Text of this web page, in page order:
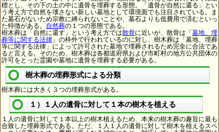
標とし、その下の土の中に遺骨を埋葬する形態。「遺骨が自然に還る」とい
う考え方で自然を壊さない新しい墓地として環境面でも注目されている。ま
た墓石がないため宗教に縛られないことや、墓石よりも低費用で済むといっ
た特徴がある。 自然葬の１つの形態である。
樹木葬は「自然に還す」という考え方では散骨に近いが、散骨は「 墓地、埋
葬等に関する法律 」の枠外で行われているのに対し、樹木葬は「墓地、埋葬
等に関する法律」によって許可された墓地で埋葬されるため完全に合法であ
ると言える。そのため、樹木葬は各都道府県および市町村の地方公共団体の
許可をとった霊園や墓地に遺骨を埋葬する必要がある。
樹木葬の埋葬形式による分類
樹木葬には大きく３つの埋葬形式がある。
１）１人の遺骨に対して１本の樹木を植える
１人の遺骨に対して１本以上の樹木植えるため、本来の樹木葬の趣旨に最も
合致した埋葬形式である。ただ、１人１人の遺骨に対して樹木を植えるスペ